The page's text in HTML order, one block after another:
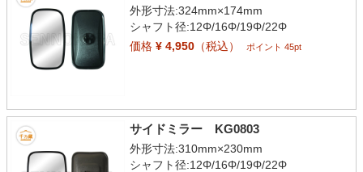
外形寸法:324mm×174mm
シャフト径:12Φ/16Φ/19Φ/22Φ
価格¥ 4,950（税込） ポイント 45pt
サイドミラー KG0803
外形寸法:310mm×230mm
シャフト径:12Φ/16Φ/19Φ/22Φ